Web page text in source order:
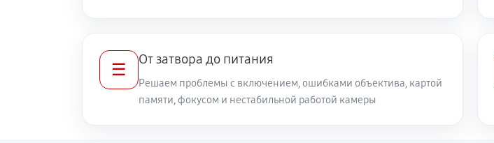
☰
От затвора до питания
Решаем проблемы с включением, ошибками объектива, картой
памяти, фокусом и нестабильной работой камеры